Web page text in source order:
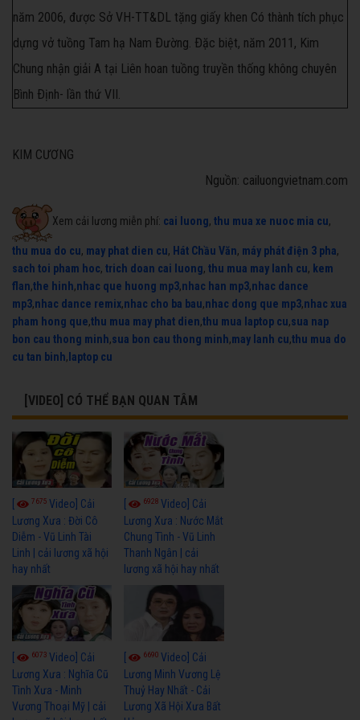
năm 2006, được Sở VH-TT&DL tặng giấy khen Có thành tích phục
dựng vở tuồng Tam hạ Nam Ðường. Ðặc biệt, năm 2011, Kim
Chung nhận giải A tại Liên hoan tuồng truyền thống không chuyên
Bình Ðịnh- lần thứ VII.
KIM CƯƠNG
Nguồn: cailuongvietnam.com
Xem cải lương miễn phí: cai luong, thu mua xe nuoc mia cu,
thu mua do cu, may phat dien cu, Hát Chầu Văn, máy phát điện 3 pha,
sach toi pham hoc, trich doan cai luong, thu mua may lanh cu, kem
flan,the hinh,nhac que huong mp3,nhac han mp3,nhac dance
mp3,nhac dance remix,nhac cho ba bau,nhac dong que mp3,nhac xua
pham hong que,thu mua may phat dien,thu mua laptop cu,sua nap
bon cau thong minh,sua bon cau thong minh,may lanh cu,thu mua do
cu tan binh, laptop cu
[VIDEO] CÓ THỂ BẠN QUAN TÂM
7675 Video] Cải
Lương Xưa : Đời Cô
Diễm - Vũ Linh Tài
Linh | cải lương xã hội
hay nhất
6928Video] Cải
Lương Xưa : Nước Mắt
Chung Tình - Vũ Linh
Thanh Ngân | cải
lương xã hội hay nhất
6073 Video] Cải
Lương Xưa : Nghĩa Cũ
Tình Xưa - Minh
Vương Thoại Mỹ | cải
6690Video] Cải
Lương Minh Vương Lệ
Thuỷ Hay Nhất - Cải
Lương Xã Hội Xưa Bất